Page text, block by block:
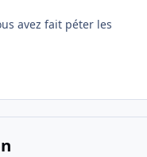
avez fait péter les